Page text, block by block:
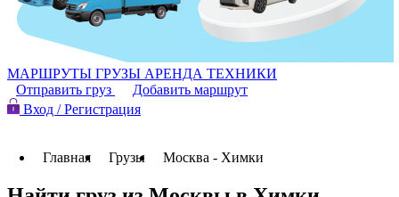
МАРШРУТЫ ГРУЗЫ АРЕНДА ТЕХНИКИ
Отправить груз
Добавить маршрут
Вход / Регистрация
Главная Грузы Москва - Химки